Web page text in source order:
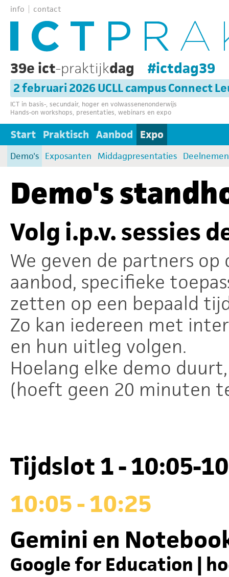
info contact
39e ict-praktijkdag #ictdag39
2 februari 2026 UCLL campus Connect
ICT in basis-, secundair, hoger en volwassenenonderwijs
Hands-on workshops, presentaties, webinars en expo
Start Praktisch Aanbod Expo
Demo's Exposanten Middagpresentaties Deelnemen
Demo's
Volg i.p.v. sessies
We geven de partners op
aanbod, specifieke
zetten op een bepaald
Zo kan iedereen met
en hun uitleg volgen.
Hoelang elke demo
(hoeft geen 20 minuten
Tijdslot 1 - 10:05-
10:05 - 10:25
Gemini en
Google for Education |